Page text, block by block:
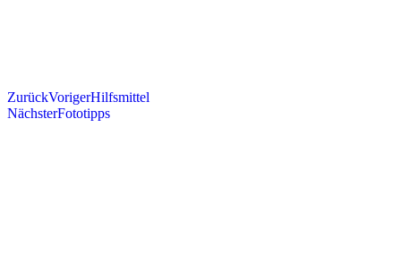
ZurückVorigerHilfsmittel
NächsterFototipps